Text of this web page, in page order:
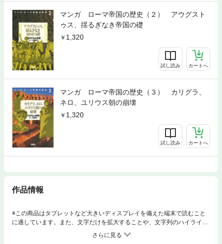
マンガ ローマ帝国の歴史（２） アウグスト
ゥス、揺るぎなき帝国の礎
1,320
試し読み カートへ
マンガ ローマ帝国の歴史（３） カリグラ、
ネロ、ユリウス朝の崩壊
1,320
試し読み カートへ
作品情報
※この商品はタブレットなど大きいディスプレイを備えた端末で読むこと
に適しています。また、文字だけを拡大することや、文字列のハイライ
ト、検索、辞書の参照、引用などの機能が使用できません。マンガだから
わかりやすい。 迫力満点。面白い。完結編！――人気とりに走る若く残虐